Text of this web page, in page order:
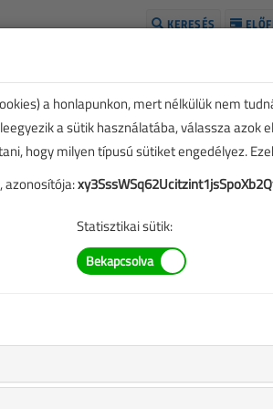
KERESÉS
a honlapunkon, mert nélkülük nem
a sütik használatába, válassza azok
hogy milyen típusú sütiket engedélyez.
, azonosítója:
Statisztikai sütik: